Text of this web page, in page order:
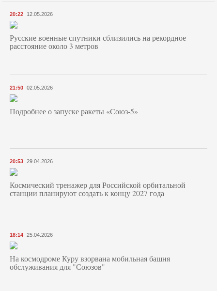
20:22 12.05.2026
Русские военные спутники сблизились на рекордное
расстояние около 3 метров
21:50 02.05.2026
Подробнее о запуске ракеты «Союз‑5»
20:53 29.04.2026
Космический тренажер для Российской орбитальной
станции планируют создать к концу 2027 года
18:14 25.04.2026
На космодроме Куру взорвана мобильная башня
обслуживания для "Союзов"